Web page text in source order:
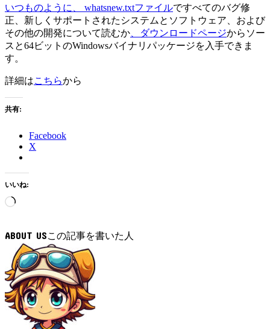
いつものように、 whatsnew.txtファイルですべてのバグ修
正、新しくサポートされたシステムとソフトウェア、および
その他の開発について読むか 、ダウンロードページからソー
スと64ビットのWindowsバイナリパッケージを入手できま
す。
詳細はこちらから
共有:
Facebook
X
いいね:
読
み
中…
ABOUT US